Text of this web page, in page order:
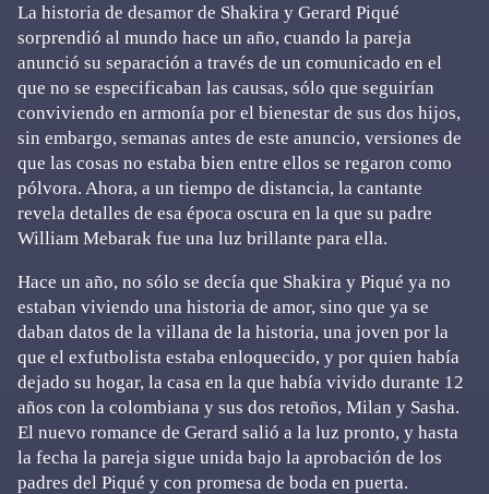
La historia de desamor de Shakira y Gerard Piqué
sorprendió al mundo hace un año, cuando la pareja
anunció su separación a través de un comunicado en el
que no se especificaban las causas, sólo que seguirían
conviviendo en armonía por el bienestar de sus dos hijos,
sin embargo, semanas antes de este anuncio, versiones de
que las cosas no estaba bien entre ellos se regaron como
pólvora. Ahora, a un tiempo de distancia, la cantante
revela detalles de esa época oscura en la que su padre
William Mebarak fue una luz brillante para ella.
Hace un año, no sólo se decía que Shakira y Piqué ya no
estaban viviendo una historia de amor, sino que ya se
daban datos de la villana de la historia, una joven por la
que el exfutbolista estaba enloquecido, y por quien había
dejado su hogar, la casa en la que había vivido durante 12
años con la colombiana y sus dos retoños, Milan y Sasha.
El nuevo romance de Gerard salió a la luz pronto, y hasta
la fecha la pareja sigue unida bajo la aprobación de los
padres del Piqué y con promesa de boda en puerta.